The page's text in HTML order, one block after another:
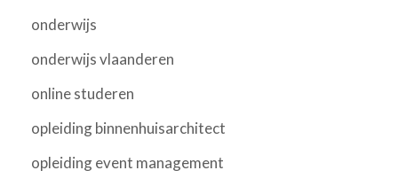
onderwijs
onderwijs vlaanderen
online studeren
opleiding binnenhuisarchitect
opleiding event management